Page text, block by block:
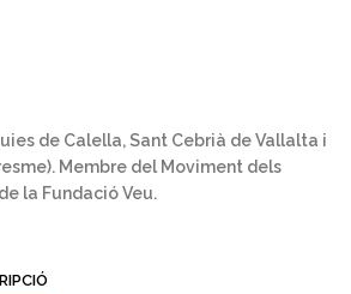
de Calella, Sant Cebrià de Vallalta i
Membre del Moviment dels
la Fundació Veu.